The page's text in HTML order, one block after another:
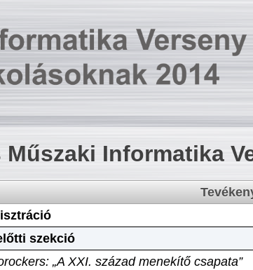
Műszaki Informatika
szekció
„A XXI. század menekítő csapata”